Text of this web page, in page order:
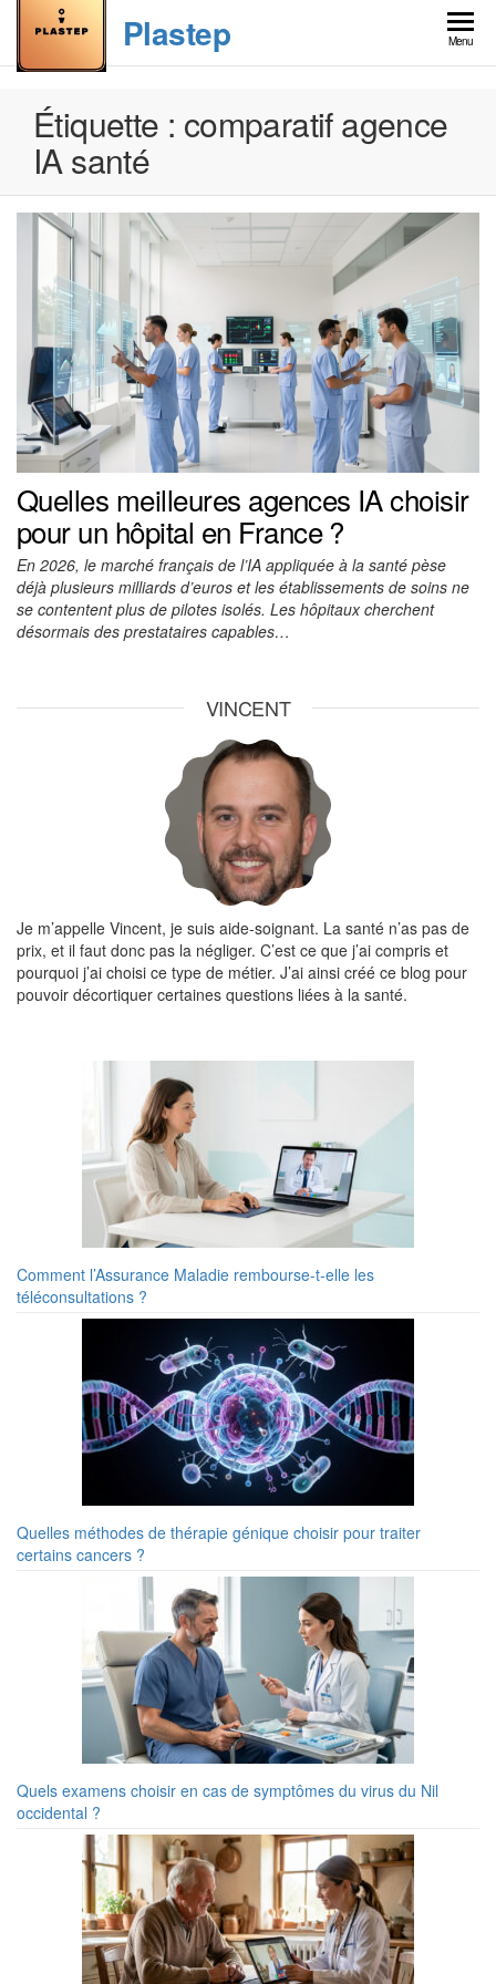
the
content
Plastep Menu
Étiquette : comparatif agence
IA santé
Quelles meilleures agences IA choisir
pour un hôpital en France ?
En 2026, le marché français de l’IA appliquée à la santé pèse
déjà plusieurs milliards d’euros et les établissements de soins ne
se contentent plus de pilotes isolés. Les hôpitaux cherchent
désormais des prestataires capables…
VINCENT
Je m’appelle Vincent, je suis aide-soignant. La santé n’as pas de
prix, et il faut donc pas la négliger. C’est ce que j’ai compris et
pourquoi j’ai choisi ce type de métier. J’ai ainsi créé ce blog pour
pouvoir décortiquer certaines questions liées à la santé.
Comment l’Assurance Maladie rembourse-t-elle les
téléconsultations ?
Quelles méthodes de thérapie génique choisir pour traiter
certains cancers ?
Quels examens choisir en cas de symptômes du virus du Nil
occidental ?